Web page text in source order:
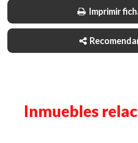
Imprimir
Inmuebles